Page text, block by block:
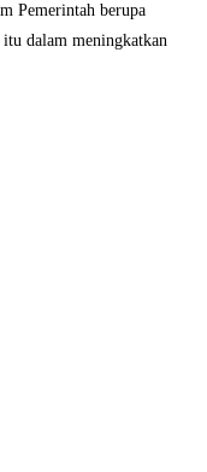
Pemerintah berupa
dalam meningkatkan